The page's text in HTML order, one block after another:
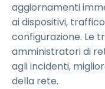
aggiornamenti
ai dispositivi,
configurazione. Le
amministratori di
agli incidenti,
della rete.